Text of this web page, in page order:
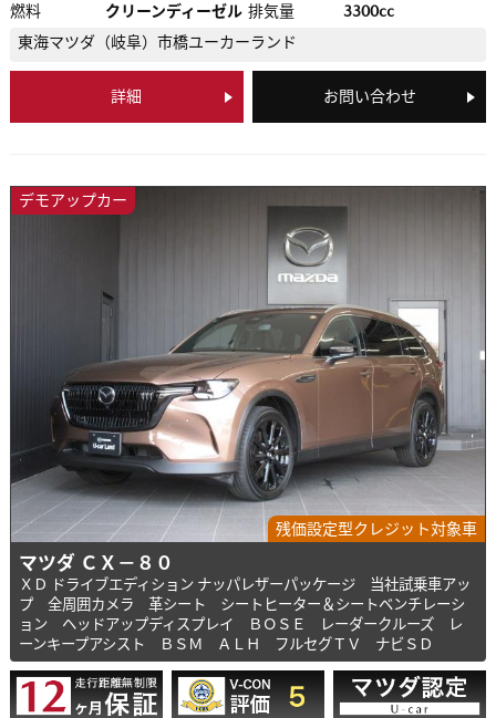
燃料
クリーンディーゼル 排気量
3300cc
東海マツダ（岐阜） 市橋ユーカーランド
詳細 お問い合わせ
デモアップカー
残価設定型クレジット対象車
マツダ ＣＸ－８０
ＸＤ ドライブエディション ナッパレザーパッケージ 当社試乗車アッ
プ 全周囲カメラ 革シート シートヒーター＆シートベンチレーシ
ョン ヘッドアップディスプレイ ＢＯＳＥ レーダークルーズ レ
ーンキープアシスト ＢＳＭ ＡＬＨ フルセグＴＶ ナビＳＤ